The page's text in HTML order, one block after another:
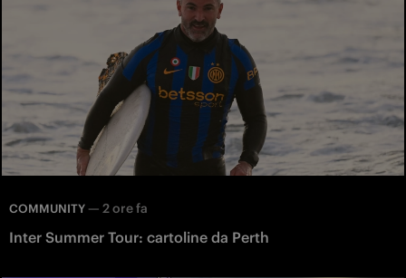
COMMUNITY — 2 ore fa
Inter Summer Tour: cartoline da Perth